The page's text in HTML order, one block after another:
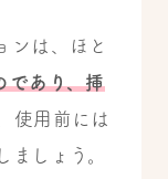
ンは、ほと
であり、挿
使用前には
ましょう。